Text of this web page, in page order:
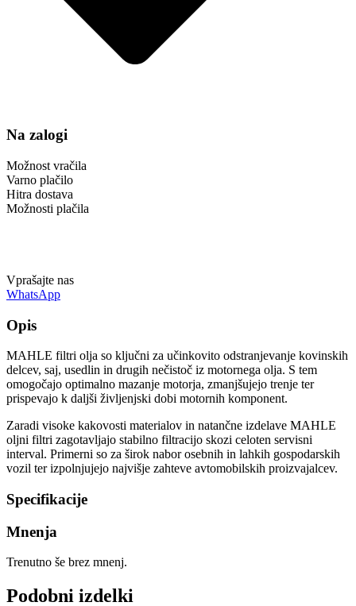
Na zalogi
Možnost vračila
Varno plačilo
Hitra dostava
Možnosti plačila
Vprašajte nas
WhatsApp
Opis
MAHLE filtri olja so ključni za učinkovito odstranjevanje kovinskih
delcev, saj, usedlin in drugih nečistoč iz motornega olja. S tem
omogočajo optimalno mazanje motorja, zmanjšujejo trenje ter
prispevajo k daljši življenjski dobi motornih komponent.
Zaradi visoke kakovosti materialov in natančne izdelave MAHLE
oljni filtri zagotavljajo stabilno filtracijo skozi celoten servisni
interval. Primerni so za širok nabor osebnih in lahkih gospodarskih
vozil ter izpolnjujejo najvišje zahteve avtomobilskih proizvajalcev.
Specifikacije
Mnenja
Trenutno še brez mnenj.
Podobni izdelki